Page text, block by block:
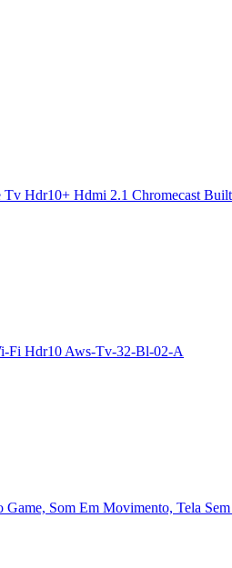
Hdr10+ Hdmi 2.1 Chromecast
Fi Hdr10 Aws-Tv-32-Bl-02-A
Som Em Movimento, Tela